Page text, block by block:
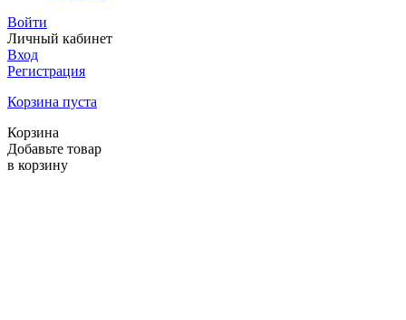
Войти
Личный кабинет
Вход
Регистрация
Корзина пуста
Корзина
Добавьте товар
в корзину